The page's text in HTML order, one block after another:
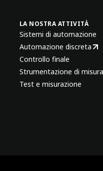
LA NOSTRA ATTIVITÀ
Sistemi di automazione
Automazione discreta
Controllo finale
Strumentazione di misura
Test e misurazione